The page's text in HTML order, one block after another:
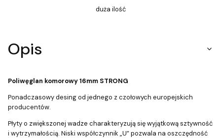
duża ilość
Opis
Poliwęglan komorowy 16mm STRONG
Ponadczasowy desing od jednego z czołowych europejskich
producentów.
Płyty o zwiększonej wadze charakteryzują się wyjątkową sztywność
i wytrzymałością. Niski współczynnik „U” pozwala na oszczędność